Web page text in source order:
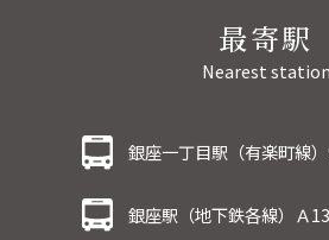
最寄駅
Nearest station
銀座一丁目駅（有楽町線
銀座駅（地下鉄各線）Ａ